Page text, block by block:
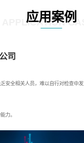
应用案例
APPLICATION
司
安全相关人员，难以自行对检查中发
力。